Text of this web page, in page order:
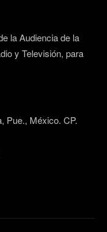
la Audiencia de la
y Televisión, para
Pue., México. CP.